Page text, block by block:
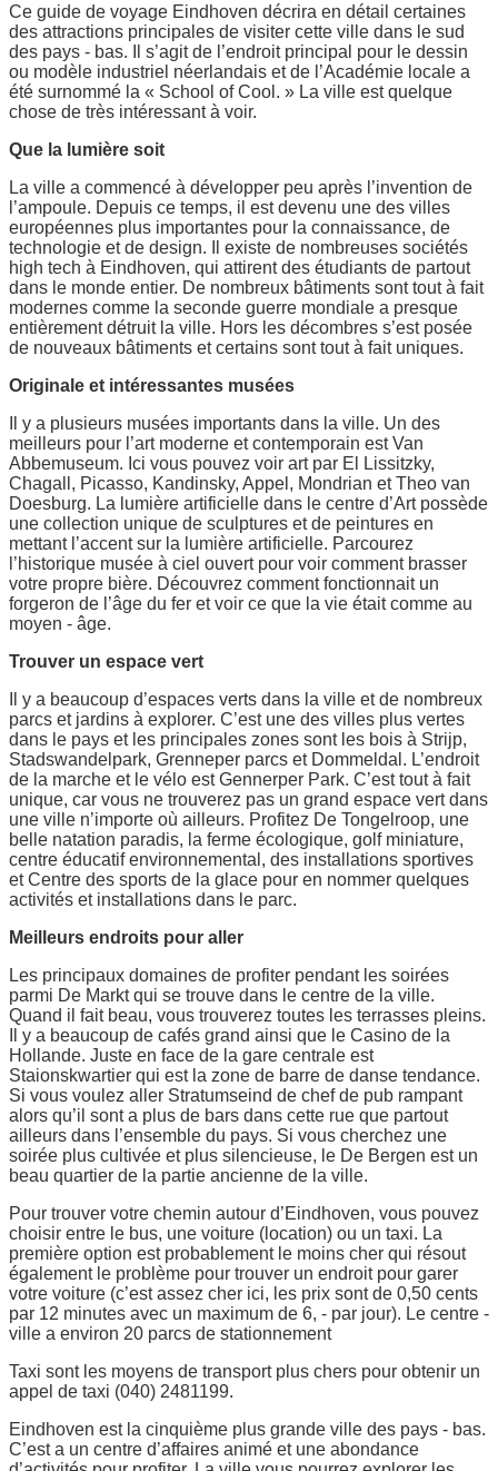
Ce guide de voyage Eindhoven décrira en détail certaines
des attractions principales de visiter cette ville dans le sud
des pays - bas. Il s’agit de l’endroit principal pour le dessin
ou modèle industriel néerlandais et de l’Académie locale a
été surnommé la « School of Cool. » La ville est quelque
chose de très intéressant à voir.
Que la lumière soit
La ville a commencé à développer peu après l’invention de
l’ampoule. Depuis ce temps, il est devenu une des villes
européennes plus importantes pour la connaissance, de
technologie et de design. Il existe de nombreuses sociétés
high tech à Eindhoven, qui attirent des étudiants de partout
dans le monde entier. De nombreux bâtiments sont tout à fait
modernes comme la seconde guerre mondiale a presque
entièrement détruit la ville. Hors les décombres s’est posée
de nouveaux bâtiments et certains sont tout à fait uniques.
Originale et intéressantes musées
Il y a plusieurs musées importants dans la ville. Un des
meilleurs pour l’art moderne et contemporain est Van
Abbemuseum. Ici vous pouvez voir art par El Lissitzky,
Chagall, Picasso, Kandinsky, Appel, Mondrian et Theo van
Doesburg. La lumière artificielle dans le centre d’Art possède
une collection unique de sculptures et de peintures en
mettant l’accent sur la lumière artificielle. Parcourez
l’historique musée à ciel ouvert pour voir comment brasser
votre propre bière. Découvrez comment fonctionnait un
forgeron de l’âge du fer et voir ce que la vie était comme au
moyen - âge.
Trouver un espace vert
Il y a beaucoup d’espaces verts dans la ville et de nombreux
parcs et jardins à explorer. C’est une des villes plus vertes
dans le pays et les principales zones sont les bois à Strijp,
Stadswandelpark, Grenneper parcs et Dommeldal. L’endroit
de la marche et le vélo est Gennerper Park. C’est tout à fait
unique, car vous ne trouverez pas un grand espace vert dans
une ville n’importe où ailleurs. Profitez De Tongelroop, une
belle natation paradis, la ferme écologique, golf miniature,
centre éducatif environnemental, des installations sportives
et Centre des sports de la glace pour en nommer quelques
activités et installations dans le parc.
Meilleurs endroits pour aller
Les principaux domaines de profiter pendant les soirées
parmi De Markt qui se trouve dans le centre de la ville.
Quand il fait beau, vous trouverez toutes les terrasses pleins.
Il y a beaucoup de cafés grand ainsi que le Casino de la
Hollande. Juste en face de la gare centrale est
Staionskwartier qui est la zone de barre de danse tendance.
Si vous voulez aller Stratumseind de chef de pub rampant
alors qu’il sont a plus de bars dans cette rue que partout
ailleurs dans l’ensemble du pays. Si vous cherchez une
soirée plus cultivée et plus silencieuse, le De Bergen est un
beau quartier de la partie ancienne de la ville.
Pour trouver votre chemin autour d’Eindhoven, vous pouvez
choisir entre le bus, une voiture (location) ou un taxi. La
première option est probablement le moins cher qui résout
également le problème pour trouver un endroit pour garer
votre voiture (c’est assez cher ici, les prix sont de 0,50 cents
par 12 minutes avec un maximum de 6, - par jour). Le centre -
ville a environ 20 parcs de stationnement
Taxi sont les moyens de transport plus chers pour obtenir un
appel de taxi (040) 2481199.
Eindhoven est la cinquième plus grande ville des pays - bas.
C’est a un centre d’affaires animé et une abondance